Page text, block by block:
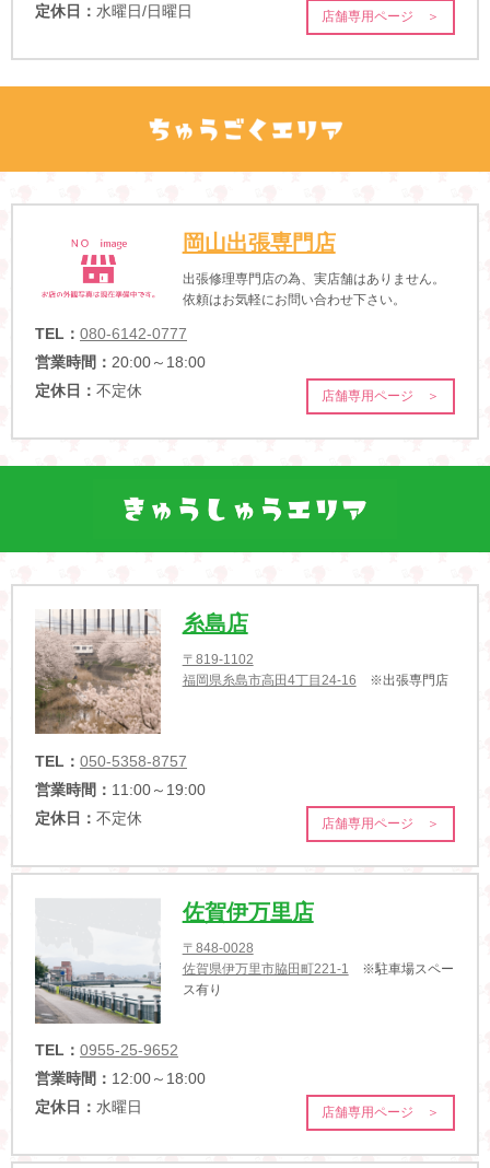
定休日： 水曜日/日曜日 店舗専用ページ ＞
岡山出張専門店
出張修理専門店の為、実店舗はありません。
依頼はお気軽にお問い合わせ下さい。
TEL： 080-6142-0777
営業時間： 20:00～18:00
定休日： 不定休 店舗専用ページ ＞
糸島店
〒819-1102
福岡県糸島市高田4丁目24-16 ※出張専門店
TEL： 050-5358-8757
営業時間： 11:00～19:00
定休日： 不定休 店舗専用ページ ＞
佐賀伊万里店
〒848-0028
佐賀県伊万里市脇田町221-1
※駐車場スペー
ス有り
TEL： 0955-25-9652
営業時間： 12:00～18:00
定休日： 水曜日 店舗専用ページ ＞